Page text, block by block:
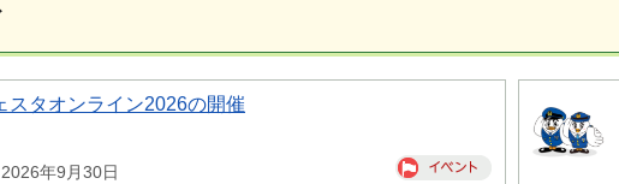
スタオンライン2026の開催
年9月30日